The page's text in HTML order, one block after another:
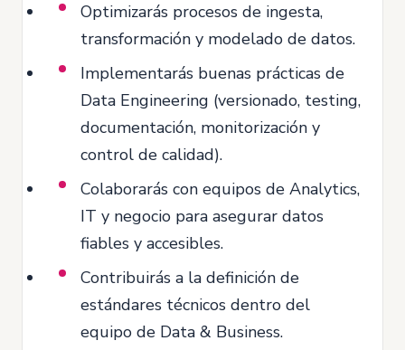
Optimizarás procesos de ingesta,
transformación y modelado de datos.
Implementarás buenas prácticas de
Data Engineering (versionado, testing,
documentación, monitorización y
control de calidad).
Colaborarás con equipos de Analytics,
IT y negocio para asegurar datos
fiables y accesibles.
Contribuirás a la definición de
estándares técnicos dentro del
equipo de Data & Business.